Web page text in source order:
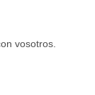
vosotros.